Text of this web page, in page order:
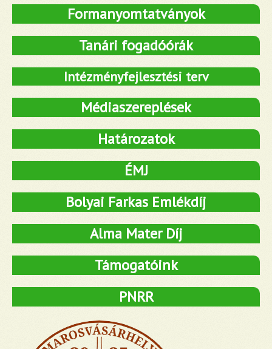
Formanyomtatványok
Tanári fogadóórák
Intézményfejlesztési terv
Médiaszereplések
Határozatok
ÉMJ
Bolyai Farkas Emlékdíj
Alma Mater Díj
Támogatóink
PNRR